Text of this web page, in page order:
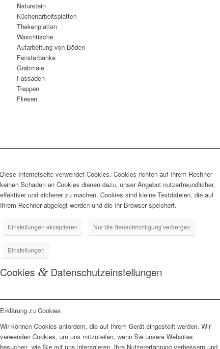
Naturstein
Küchenarbeitsplatten
Thekenplatten
Waschtische
Aufarbeitung von Böden
Fensterbänke
Grabmale
Fassaden
Treppen
Fliesen
Diese Internetseite verwendet Cookies. Cookies richten auf Ihrem Rechner
keinen Schaden an Cookies dienen dazu, unser Angebot nutzerfreundlicher,
effektiver und sicherer zu machen. Cookies sind kleine Textdateien, die auf
Ihrem Rechner abgelegt werden und die Ihr Browser speichert.
Einstellungen akzeptieren Nur die Benachrichtigung verbergen
Einstellungen
Cookies & Datenschutzeinstellungen
Erklärung zu Cookies
Wir können Cookies anfordern, die auf Ihrem Gerät eingestellt werden. Wir
verwenden Cookies, um uns mitzuteilen, wenn Sie unsere Websites
besuchen, wie Sie mit uns interagieren, Ihre Nutzererfahrung verbessern und